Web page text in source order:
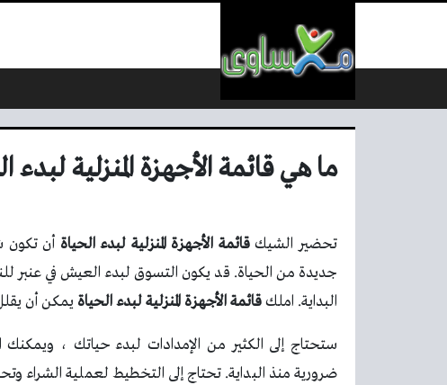
ما هي قائمة الأجهزة المنزلية لبدء
تحضير الشيكقائمة الأجهزة المنزلية لبدء الحياة أن تكون
جديدة من الحياة. قد يكون التسوق لبدء العيش في عنبر
البداية. املكقائمة الأجهزة المنزلية لبدء الحياة يمكن أن
ستحتاج إلى الكثير من الإمدادات لبدء حياتك ،
ضرورية منذ البداية. تحتاج إلى التخطيط لعملية الشراء